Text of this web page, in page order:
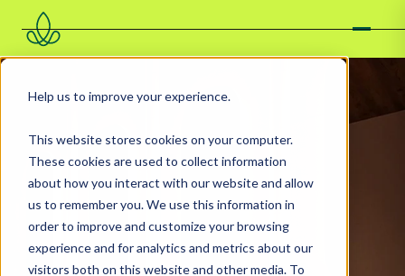
Help us to improve your experience.
This website stores cookies on your computer.
These cookies are used to collect information
about how you interact with our website and allow
us to remember you. We use this information in
order to improve and customize your browsing
experience and for analytics and metrics about our
visitors both on this website and other media. To